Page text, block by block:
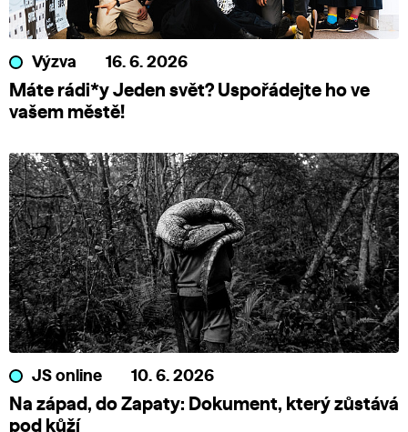
Výzva 16. 6. 2026
Máte rádi*y Jeden svět? Uspořádejte ho ve
vašem městě!
JS online 10. 6. 2026
Na západ, do Zapaty: Dokument, který zůstává
pod kůží